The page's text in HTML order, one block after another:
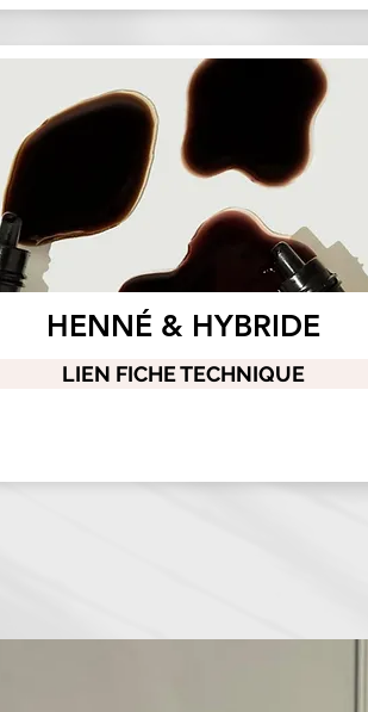
HENNÉ & HYBRIDE
LIEN FICHE TECHNIQUE